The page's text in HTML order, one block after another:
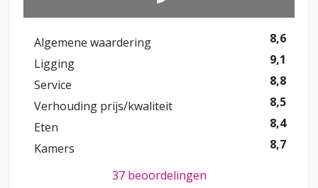
Algemene waardering
8,6
Ligging
9,1
Service
8,8
Verhouding prijs/kwaliteit
8,5
Eten
8,4
Kamers
8,7
37 beoordelingen